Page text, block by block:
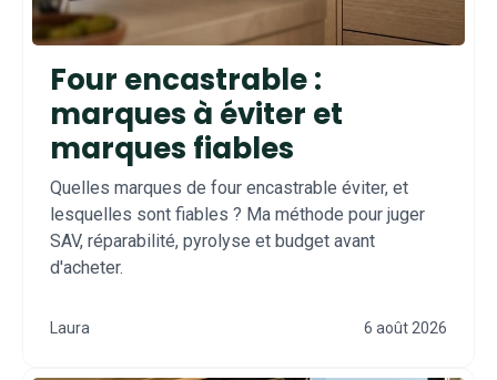
Four encastrable :
marques à éviter et
marques fiables
Quelles marques de four encastrable éviter, et
lesquelles sont fiables ? Ma méthode pour juger
SAV, réparabilité, pyrolyse et budget avant
d'acheter.
Laura 6 août 2026